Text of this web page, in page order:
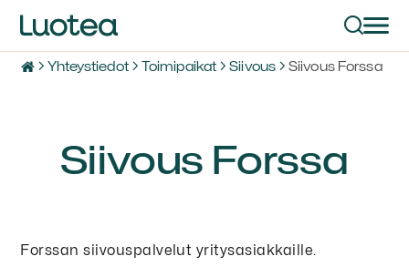
Yhteystiedot Toimipaikat Siivous Siivous Forssa
Siivous Forssa
Forssan siivouspalvelut yritysasiakkaille.